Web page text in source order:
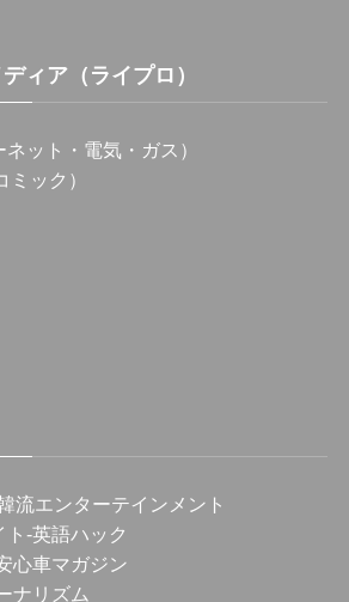
ィア（ライプロ）
ット・電気・ガス）
ック）
流エンターテインメント
-英語ハック
心車マガジン
ナリズム